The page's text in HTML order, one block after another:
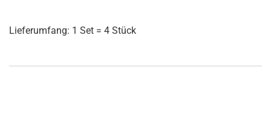
Lieferumfang: 1 Set = 4 Stück